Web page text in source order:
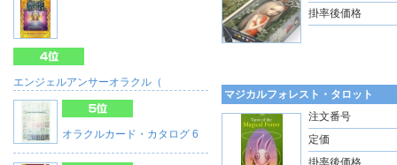
エンジェルアンサーオラクル（
オラクルカード・カタログ 6
掛率後価格
マジカルフォレスト・タロット
注文番号
定価
掛率後価格